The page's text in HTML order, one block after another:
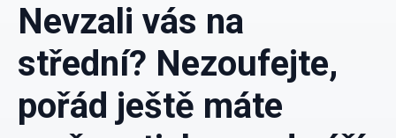
Nevzali vás na
střední? Nezoufejte,
pořád ještě máte